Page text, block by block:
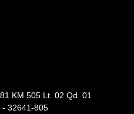
KM 505 Lt. 02 Qd. 01
- 32641-805